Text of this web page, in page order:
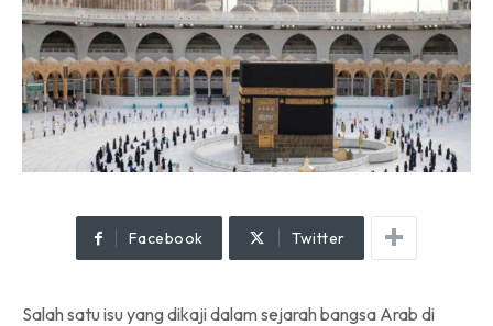
Facebook Twitter
Salah satu isu yang dikaji dalam sejarah bangsa Arab di